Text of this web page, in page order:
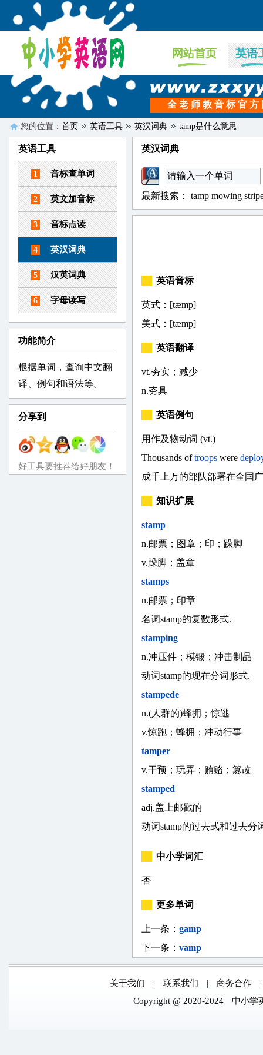
网站首页 英语
全 老 师 教 音 标 官 方
您的位置： 首页 英语工具 英汉词典 tamp是什么意思
英语工具
1 音标查单词
2 英文加音标
3 音标点读
4 英汉词典
5 汉英词典
6 字母读写
功能简介
根据单词，查询中文翻
译、例句和语法等。
分享到
好工具要推荐给好朋友！
英汉词典
最新搜索： tamp mowing
英语音标
英式：[tæmp]
美式：[tæmp]
英语翻译
vt.夯实；减少
n.夯具
英语例句
用作及物动词 (vt.)
Thousands oftroops were
成千上万的部队部署在全国
知识扩展
stamp
n.邮票；图章；印；跺脚
v.跺脚；盖章
stamps
n.邮票；印章
名词stamp的复数形式.
stamping
n.冲压件；模锻；冲击制品
动词stamp的现在分词形式.
stampede
n.(人群的)蜂拥；惊逃
v.惊跑；蜂拥；冲动行事
tamper
v.干预；玩弄；贿赂；篡改
stamped
adj.盖上邮戳的
动词stamp的过去式和过去分
中小学词汇
否
更多单词
上一条： gamp
下一条： vamp
关于我们 | 联系我们 | 商务合作
Copyright @ 2020-2024
中小学